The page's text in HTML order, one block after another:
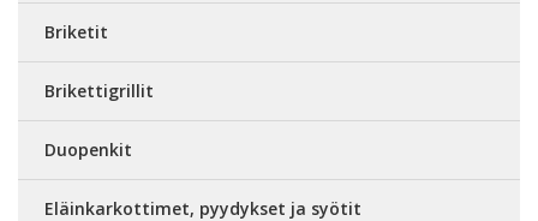
Briketit
Brikettigrillit
Duopenkit
Eläinkarkottimet, pyydykset ja syötit